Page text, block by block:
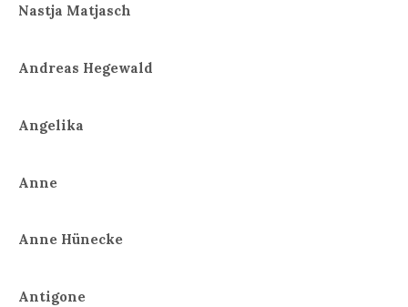
Nastja Matjasch
Andreas Hegewald
Angelika
Anne
Anne Hünecke
Antigone